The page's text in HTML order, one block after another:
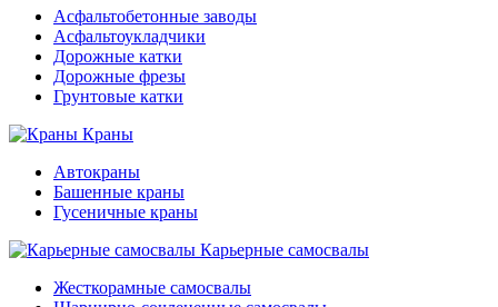
Асфальтобетонные заводы
Асфальтоукладчики
Дорожные катки
Дорожные фрезы
Грунтовые катки
Краны
Автокраны
Башенные краны
Гусеничные краны
Карьерные самосвалы
Жесткорамные самосвалы